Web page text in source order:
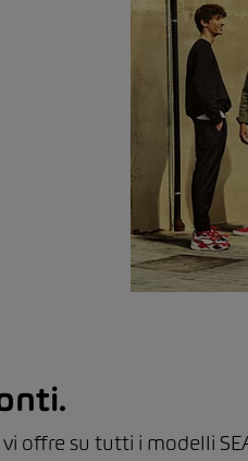
vi offre su tutti i modelli